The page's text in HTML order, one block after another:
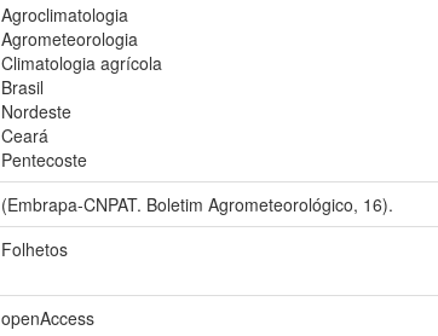
Agroclimatologia
Agrometeorologia
Climatologia agrícola
Brasil
Nordeste
Ceará
Pentecoste
(Embrapa-CNPAT. Boletim Agrometeorológico, 16).
Folhetos
openAccess